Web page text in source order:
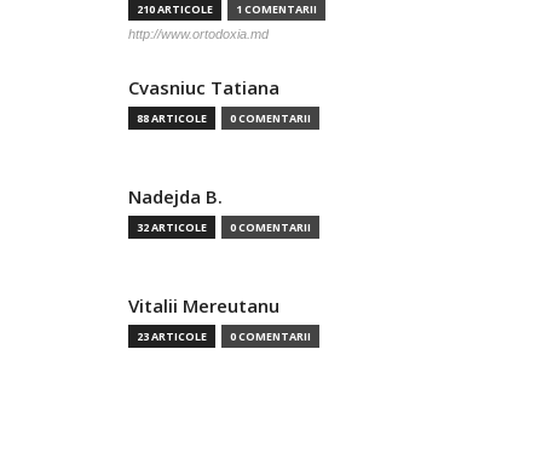
210 ARTICOLE 1 COMENTARII
http://www.ortodoxia.md
Cvasniuc Tatiana
88 ARTICOLE 0 COMENTARII
Nadejda B.
32 ARTICOLE 0 COMENTARII
Vitalii Mereutanu
23 ARTICOLE 0 COMENTARII